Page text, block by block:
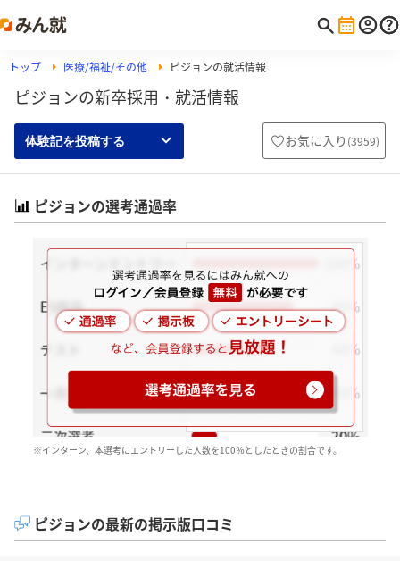
トップ 医療/福祉/その他 ピジョンの就活情報
ピジョンの新卒採用・就活情報
体験記を投稿する お気に入り (3959)
ピジョンの選考通過率
※インターン、本選考にエントリーした人数を100％としたときの割合です。
ピジョンの最新の掲示版口コミ